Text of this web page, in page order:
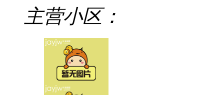
主营小区：